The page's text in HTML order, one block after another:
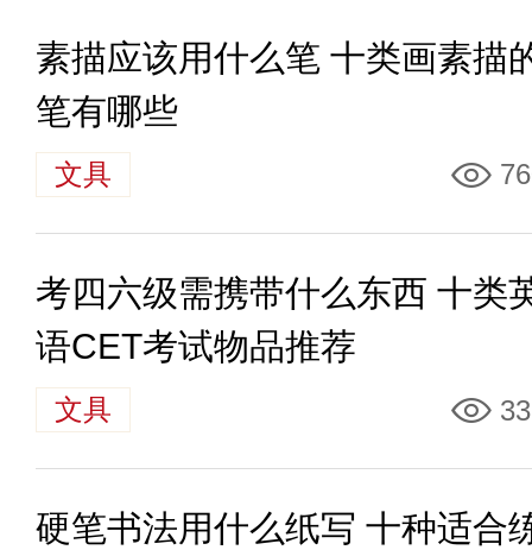
素描应该用什么笔 十类画素描
笔有哪些
文具
考四六级需携带什么东西 十类
语CET考试物品推荐
文具
硬笔书法用什么纸写 十种适合